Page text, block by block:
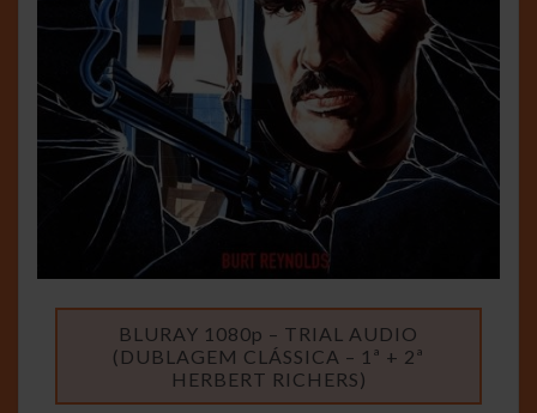
BLURAY 1080p – TRIAL AUDIO
(DUBLAGEM CLÁSSICA – 1ª + 2ª
HERBERT RICHERS)